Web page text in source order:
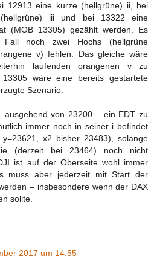
12913 eine kurze (hellgrüne) ii, bei
iii und bei 13322 eine
(MOB 13305) gezählt werden. Es
noch zwei Hochs (hellgrüne
v) fehlen. Das gleiche wäre
laufenden orangenen v zu
13305 wäre eine bereits gestartete
Szenario.
ausgehend von 23200 – ein EDT zu
immer noch in seiner i befindet
y=23621, x2 bisher 23483), solange
(derzeit bei 23464) noch nicht
ist auf der Oberseite wohl immer
muss aber jederzeit mit Start der
– insbesondere wenn der DAX
sollte.
2017 um 14:55